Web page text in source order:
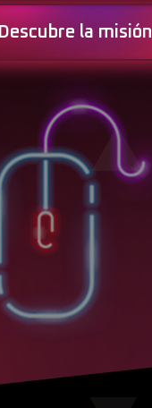
Descubre la misión